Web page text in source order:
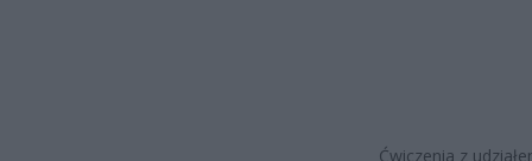
Ćwiczenia z